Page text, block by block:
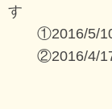
す
①2016/5/10(
②2016/4/17(